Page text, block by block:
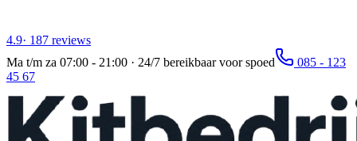
4.9· 187 reviews
Ma t/m za 07:00 - 21:00 · 24/7 bereikbaar voor spoed
085 - 123
45 67